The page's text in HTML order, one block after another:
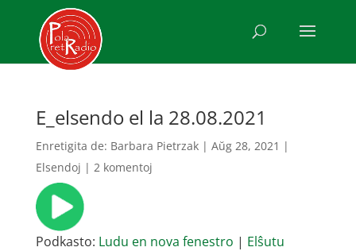
E_elsendo el la 28.08.2021
Enretigita de: Barbara Pietrzak| Aŭg 28, 2021 |
Elsendoj | 2 komentoj
Podkasto: Ludu en nova fenestro | Elŝutu